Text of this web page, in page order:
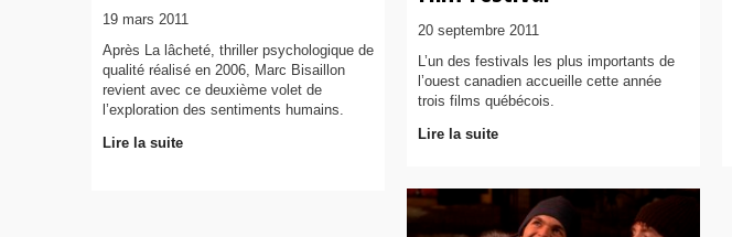
20 septembre 2011
L’un des festivals les plus importants de
l’ouest canadien accueille cette année
trois films québécois.
Lire la suite
19 mars 2011
Après La lâcheté, thriller psychologique de
qualité réalisé en 2006, Marc Bisaillon
revient avec ce deuxième volet de
l’exploration des sentiments humains.
Lire la suite